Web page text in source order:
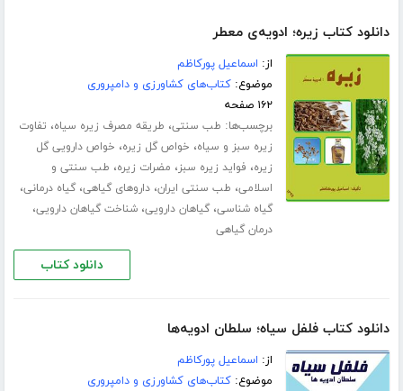
دانلود کتاب زیره؛ ادویه‌ی معطر
از: اسماعیل پورکاظم
موضوع:کتاب‌های کشاورزی و دامپروری
۱۶۲ صفحه
برچسب‌ها: طب سنتی، طریقه مصرف زیره سیاه، تفاوت
زیره سبز و سیاه، خواص گل زیره، خواص دارویی گل
زیره، فواید زیره سبز، مضرات زیره، طب سنتی و
اسلامی، طب سنتی ایران،داروهای گیاهی،گیاه درمانی،
گیاه شناسی،گیاهان دارویی،شناخت گیاهان دارویی،
درمان گیاهی
دانلود کتاب
دانلود کتاب فلفل سیاه؛ سلطان ادویه‌ها
از: اسماعیل پورکاظم
موضوع:کتاب‌های کشاورزی و دامپروری